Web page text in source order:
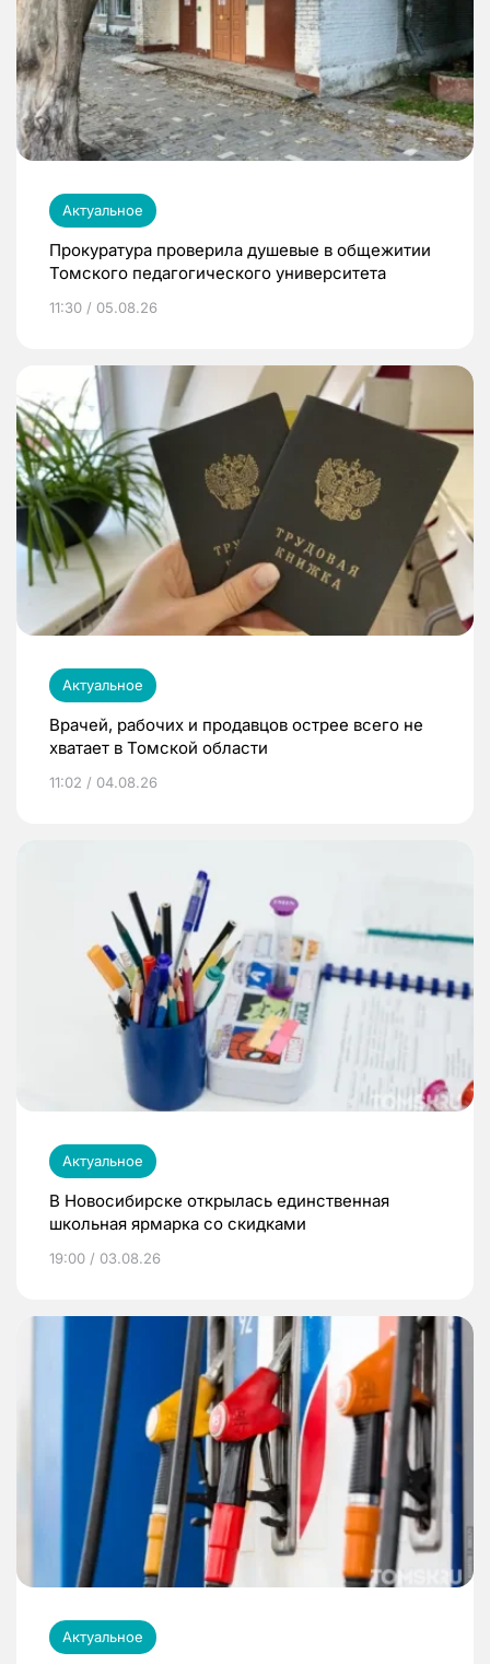
Актуальное
Прокуратура проверила душевые в общежитии
Томского педагогического университета
11:30 / 05.08.26
Актуальное
Врачей, рабочих и продавцов острее всего не
хватает в Томской области
11:02 / 04.08.26
Актуальное
В Новосибирске открылась единственная
школьная ярмарка со скидками
19:00 / 03.08.26
Актуальное